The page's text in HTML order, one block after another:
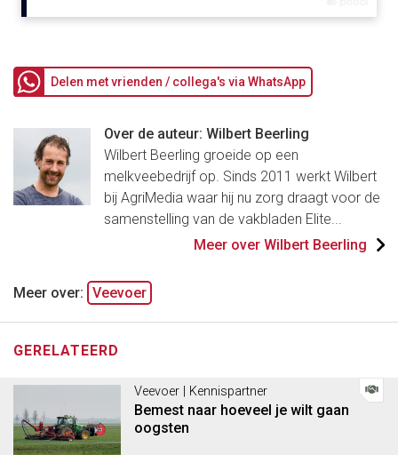
Delen met vrienden / collega's via WhatsApp
Over de auteur: Wilbert Beerling
Wilbert Beerling groeide op een
melkveebedrijf op. Sinds 2011 werkt Wilbert
bij AgriMedia waar hij nu zorg draagt voor de
samenstelling van de vakbladen Elite...
Meer over Wilbert Beerling
Meer over: Veevoer
GERELATEERD
Veevoer | Kennispartner
Bemest naar hoeveel je wilt gaan
oogsten